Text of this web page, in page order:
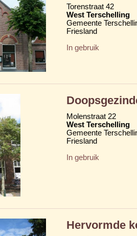
Torenstraat 42
West Terschelling
Gemeente
Friesland
In gebruik
Molenstraat 22
West Terschelling
Gemeente
Friesland
In gebruik
Hervormde